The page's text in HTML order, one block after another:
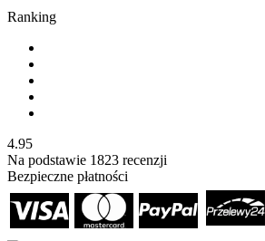
Ranking
4.95
Na podstawie 1823 recenzji
Bezpieczne płatności